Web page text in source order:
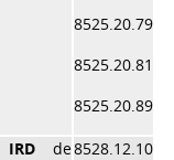
8525.20.79
8525.20.81
8525.20.89
IRD de8528.12.10